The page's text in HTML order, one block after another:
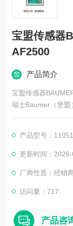
宝盟传感器
AF2500
产品简介
宝盟传感器
瑞士Baumer（堡盟
AUMER编码器、
ER光电开关、
变送器、BAUMER
产品型号：
更新时间：
厂商性质：经销
访问量：717
产品咨